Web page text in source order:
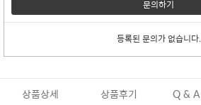
문의하기
등록된 문의가 없습니다.
상품상세 상품후기 Q & A